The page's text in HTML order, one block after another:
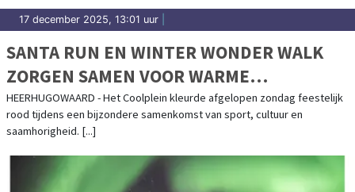
17 december 2025, 13:01 uur
SANTA RUN EN WINTER WONDER WALK
ZORGEN SAMEN VOOR WARME
KERSTSFEER OP HET COOLPLEIN
HEERHUGOWAARD - Het Coolplein kleurde afgelopen zondag feestelijk
rood tijdens een bijzondere samenkomst van sport, cultuur en
saamhorigheid. [...]